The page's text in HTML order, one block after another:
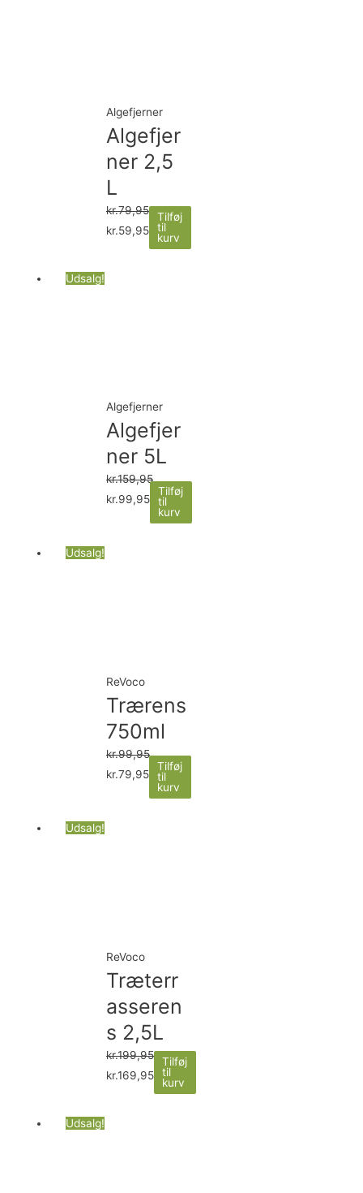
Algefjerner
Algefjer
ner 2,5
L
kr.79,95
kr.59,95
Tilføj
til
kurv
Udsalg!
Algefjerner
Algefjer
ner 5L
kr.159,95
kr.99,95
Tilføj
til
kurv
Udsalg!
ReVoco
Trærens
750ml
kr.99,95
kr.79,95
Tilføj
til
kurv
Udsalg!
ReVoco
Træterr
asseren
s 2,5L
kr.199,95
kr.169,95
Tilføj
til
kurv
Udsalg!